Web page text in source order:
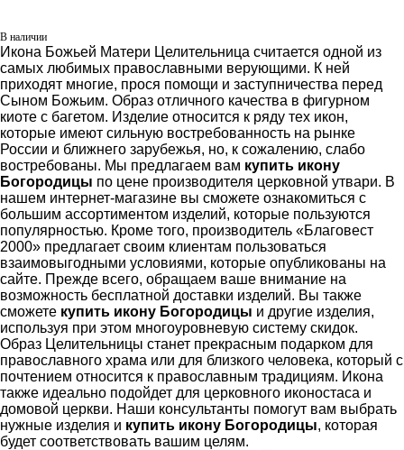
В наличии
Икона Божьей Матери Целительница считается одной из
самых любимых православными верующими. К ней
приходят многие, прося помощи и заступничества перед
Сыном Божьим. Образ отличного качества в фигурном
киоте с багетом. Изделие относится к ряду тех икон,
которые имеют сильную востребованность на рынке
России и ближнего зарубежья, но, к сожалению, слабо
востребованы. Мы предлагаем вам купить икону
Богородицы по цене производителя церковной утвари. В
нашем интернет-магазине вы сможете ознакомиться с
большим ассортиментом изделий, которые пользуются
популярностью. Кроме того, производитель «Благовест
2000» предлагает своим клиентам пользоваться
взаимовыгодными условиями, которые опубликованы на
сайте. Прежде всего, обращаем ваше внимание на
возможность бесплатной доставки изделий. Вы также
сможете купить икону Богородицы и другие изделия,
используя при этом многоуровневую систему скидок.
Образ Целительницы станет прекрасным подарком для
православного храма или для близкого человека, который с
почтением относится к православным традициям. Икона
также идеально подойдет для церковного иконостаса и
домовой церкви. Наши консультанты помогут вам выбрать
нужные изделия и купить икону Богородицы, которая
будет соответствовать вашим целям.